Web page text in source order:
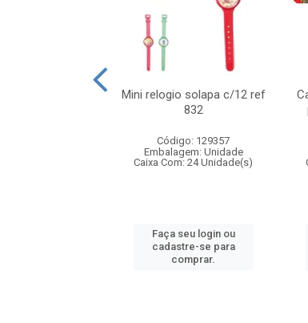
Mini relogio solapa c/12 ref
832
Código: 129357
Embalagem: Unidade
Caixa Com: 24 Unidade(s)
Faça seu login ou
cadastre-se para
comprar.